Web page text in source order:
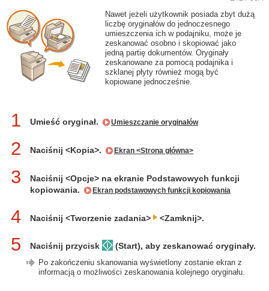
Nawet jeżeli użytkownik posiada zbyt dużą
liczbę oryginałów do jednoczesnego
umieszczenia ich w podajniku, może je
zeskanować osobno i skopiować jako
jedną partię dokumentów. Oryginały
zeskanowane za pomocą podajnika i
szklanej płyty również mogą być
kopiowane jednocześnie.
1 Umieść oryginał. Umieszczanie oryginałów
2 Naciśnij <Kopia>. Ekran <Strona główna>
3
Naciśnij <Opcje> na ekranie Podstawowych funkcji
kopiowania.
Ekran podstawowych funkcji kopiowania
4 Naciśnij <Tworzenie zadania> <Zamknij>.
5 Naciśnij przycisk (Start), aby zeskanować oryginały.
Po zakończeniu skanowania wyświetlony zostanie ekran z
informacją o możliwości zeskanowania kolejnego oryginału.